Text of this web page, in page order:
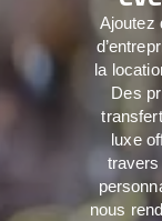
Ajoutez
la
Des
luxe
travers
nous